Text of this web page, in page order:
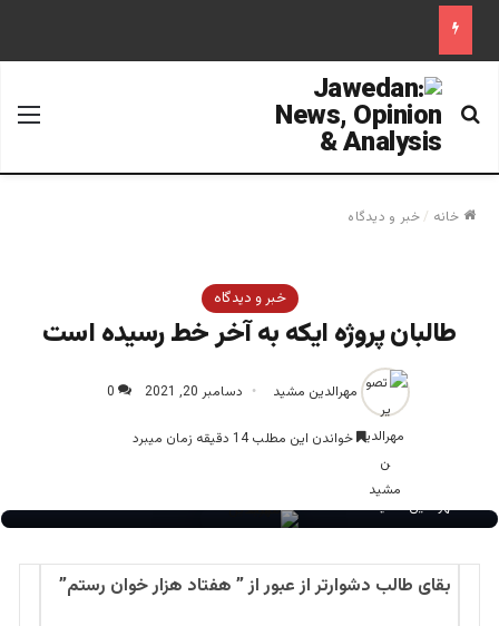
جستجو برای
خانه /خبر و دیدگاه
خبر و دیدگاه
طالبان پروژه ایکه به آخر خط رسیده است
مهرالدین مشید دسامبر 20, 2021 0
خواندن این مطلب 14 دقیقه زمان میبرد
مهرالدین مشید
بقای طالب دشوارتر از عبور از ” هفتاد هزار خوان رستم”